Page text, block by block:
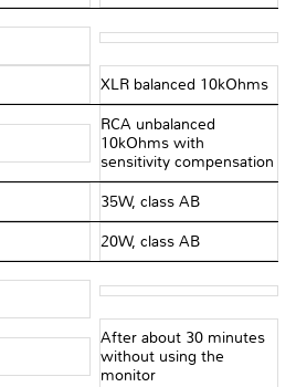
XLR balanced 10kOhms
RCA unbalanced
10kOhms with
sensitivity compensation
35W, class AB
20W, class AB
After about 30 minutes
without using the
monitor